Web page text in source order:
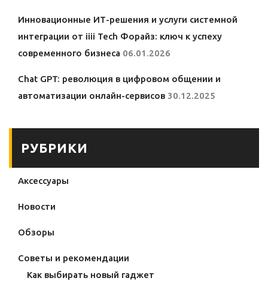
Инновационные ИТ-решения и услуги системной
интеграции от iiii Tech Форайз: ключ к успеху
современного бизнеса 06.01.2026
Chat GPT: революция в цифровом общении и
автоматизации онлайн-сервисов 30.12.2025
РУБРИКИ
Аксессуары
Новости
Обзоры
Советы и рекомендации
Как выбирать новый гаджет